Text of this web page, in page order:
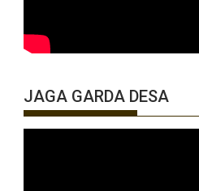
JAGA GARDA DESA